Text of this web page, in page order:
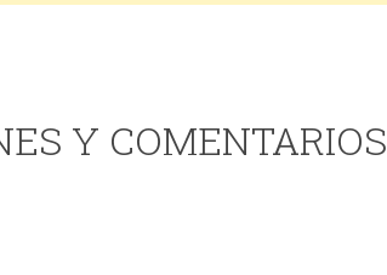
Y COMENTARIOS